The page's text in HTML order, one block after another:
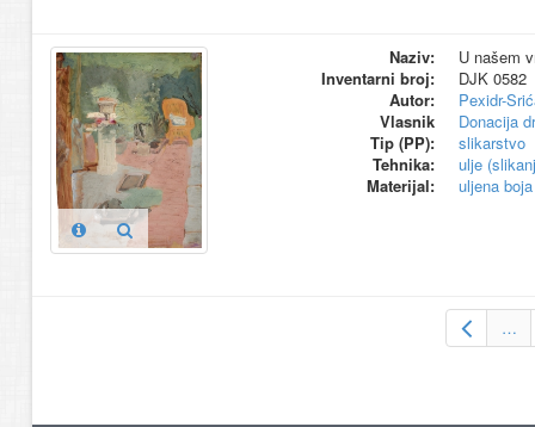
Naziv:
U našem
Inventarni broj:
DJK 0582
Autor:
Pexidr-
Vlasnik
Donacija
Tip (PP):
slikarstvo
Tehnika:
ulje
Materijal:
uljena boja
…